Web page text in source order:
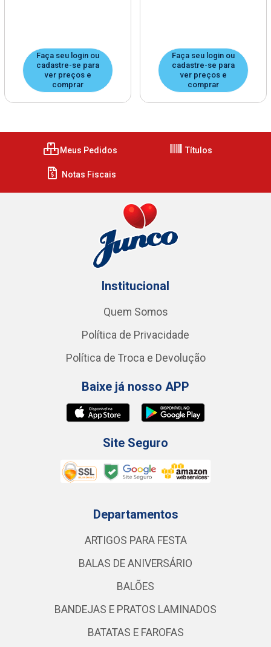
Faça seu login ou
cadastre-se para
ver preços e
comprar
Faça seu login ou
cadastre-se para
ver preços e
comprar
Meus Pedidos Títulos
Notas Fiscais
Institucional
Quem Somos
Política de Privacidade
Política de Troca e Devolução
Baixe já nosso APP
Site Seguro
Departamentos
ARTIGOS PARA FESTA
BALAS DE ANIVERSÁRIO
BALÕES
BANDEJAS E PRATOS LAMINADOS
BATATAS E FAROFAS